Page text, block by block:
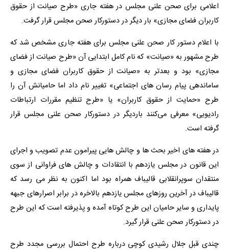
اعلامی برای صحن علنی مجلس در هفته جاری «طرح صیانت از حقوق
کاربران فضای مجازی» بار دیگر در دستورکار صحن مجلس قرار گرفت.
با اعلام دستور کار صحن علنی مجلس برای هفته جاری مشخص شد که
طرح مشهور به «صیانت» که نام کامل ابتدایی آن «طرح صیانت از فضای
مجازی» بود و بعدتر به «صیانت از حقوق کاربران فضای مجازی و
ساماندهی پیام رسان های اجتماعی» تغییر نام داد اما حامیانش آن را
طرح «حمایت از حقوق کاربران» یا «طرح تنظیم مقررات ارتباطات
رادیویی» معرفی می‌کنند باردیگر در دستورکار صحن علنی مجلس قرار
گرفته است.
در هفته های اخیر بحث ها و چالش هایی پیرامون عدم تصویب و اجرای
این قانون در مجلس یازدهم با انتقادات و چالش های فراوانی از سوی
منتقدان سوپرانقلابی قالیباف همراه بود اما اکنون به نظر می رسد که
قالیباف در آخرین روزهای مجلس یازدهم بالاخره در برابر اصرارهای جبهه
پایداری و سایر حامیان این طرح کوتاه آمده و پذیرفته است که این طرح
در دستورکار صحن علنی قرار گیرد.
چندی قبل جلال رشیدی کوچی درباره طرح احتمال بررسی مجدد طرح